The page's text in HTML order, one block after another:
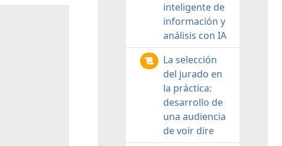
inteligente de
información y
análisis con IA
La selección
del jurado en
la práctica:
desarrollo de
una audiencia
de voir dire